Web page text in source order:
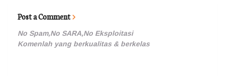
Post a Comment
No Spam,No SARA,No Eksploitasi
Komenlah yang berkualitas & berkelas